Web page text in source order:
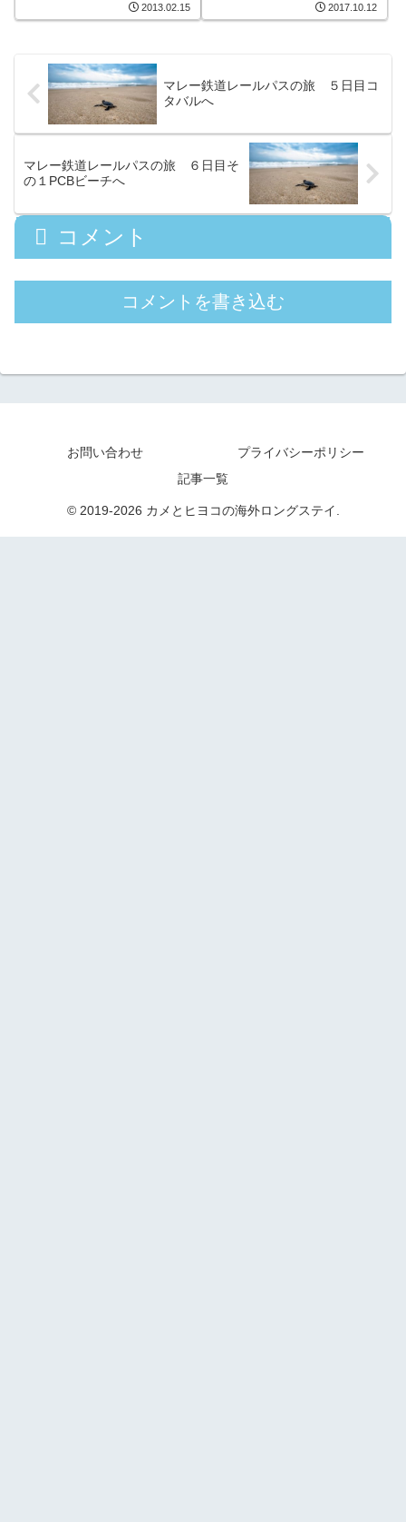
2013.02.15 2017.10.12
マレー鉄道レールパスの旅 ５日目コ
タバルへ
マレー鉄道レールパスの旅 ６日目そ
の１PCBビーチへ
コメント
コメントを書き込む
お問い合わせ
プライバシーポリシー
記事一覧
© 2019-2026 カメとヒヨコの海外ロングステイ.